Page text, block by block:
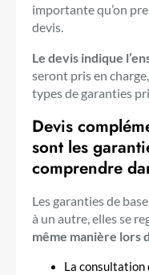
importante qu’on
devis.
Le devis indique
seront pris en
types de garanties
Devis
sont les
comprendre
Les garanties de
à un autre, elles se
même manière lors
La consultation